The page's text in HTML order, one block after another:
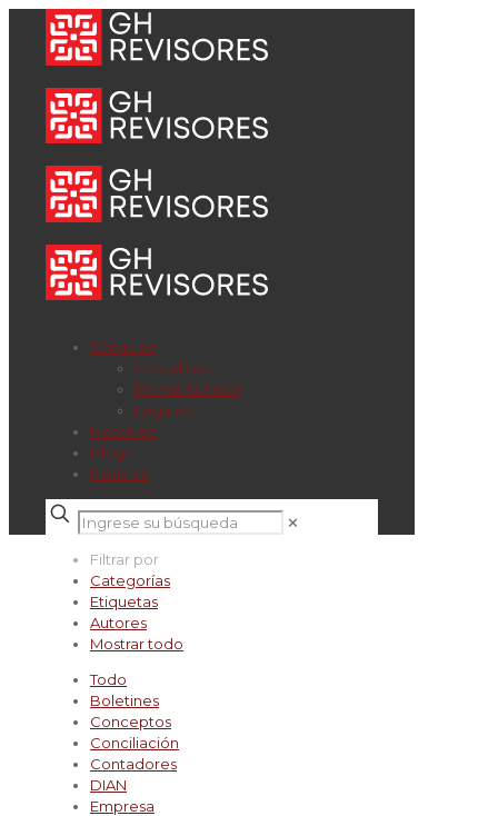
Servicios
Contables
Revisoría fiscal
Legales
Nosotros
Blogs
Noticias
✕
Filtrar por
Categorías
Etiquetas
Autores
Mostrar todo
Todo
Boletines
Conceptos
Conciliación
Contadores
DIAN
Empresa